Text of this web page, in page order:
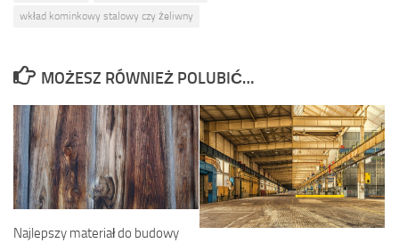
wkład kominkowy stalowy czy żeliwny
MOŻESZ RÓWNIEŻ POLUBIĆ…
Najlepszy materiał do budowy